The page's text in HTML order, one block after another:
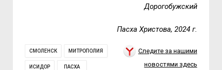
Дорогобужский
Пасха Христова, 2024 г.
СМОЛЕНСК МИТРОПОЛИЯ
ИСИДОР ПАСХА
Следите за нашими
новостями здесь